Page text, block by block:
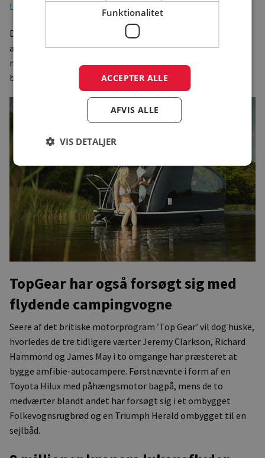
Læs mere om den her.
Det er langt fra første gang, folk har forsøgt sig med
amfibiekøretøjer, og historien flyder da også over med
morsomme eksempler. Men som lille, lækker campingvogn
betragtet mindes vi ikke at have set en tilsvarende.
TopGear har også forsøgt sig med
flydende campingvogne
Seere af det britiske motorprogram ’Top Gear’ vil dog huske,
hvorledes de tre tidligere værter Jeremy Clarkson, Richard
Hammond og James May i to omgange har præsteret at
bygge amfibie-autocampere. Førstnævnte i form af en
Toyota Hilux med påhængsmotor bagpå, mens de to
medværter blandt andet har forsøgt sig i et ombygget
Folkevognsrugbrød og en Triumph Herald ombygget til en
sejlbåd.
Funktionalitet
ACCEPTER ALLE
AFVIS ALLE
VIS DETALJER